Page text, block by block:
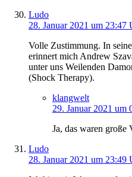
Ludo
28. Januar 2021 um 23:47
Volle Zustimmung. In
erinnert mich Andrew
unter uns Weilenden
(Shock Therapy).
klangwelt
29. Januar 2021 um
Ja, das waren große
Ludo
28. Januar 2021 um 23:49